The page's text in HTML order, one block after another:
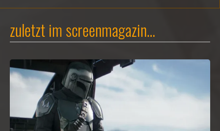
zuletzt im screenmagazin…